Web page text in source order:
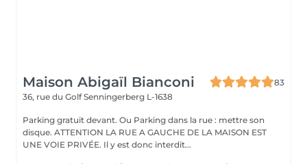
Maison Abigaïl Bianconi
83
36, rue du GolfSenningerberg L-1638
Parking gratuit devant. Ou Parking dans la rue : mettre son
disque. ATTENTION LA RUE A GAUCHE DE LA MAISON EST
UNE VOIE PRIVÉE. Il y est donc interdit...